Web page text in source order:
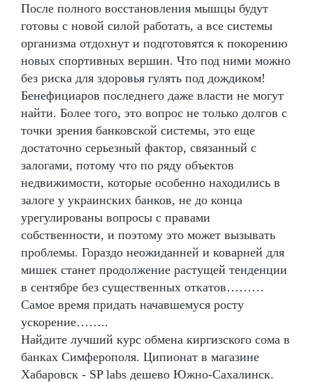
После полного восстановления мышцы будут
готовы с новой силой работать, а все системы
организма отдохнут и подготовятся к покорению
новых спортивных вершин. Что под ними можно
без риска для здоровья гулять под дождиком!
Бенефициаров последнего даже власти не могут
найти. Более того, это вопрос не только долгов с
точки зрения банковской системы, это еще
достаточно серьезный фактор, связанный с
залогами, потому что по ряду объектов
недвижимости, которые особенно находились в
залоге у украинских банков, не до конца
урегулированы вопросы с правами
собственности, и поэтому это может вызывать
проблемы. Гораздо неожиданней и коварней для
мишек станет продолжение растущей тенденции
в сентябре без существенных откатов………
Самое время придать начавшемуся росту
ускорение……..
Найдите лучший курс обмена киргизского сома в
банках Симферополя. Ципионат в магазине
Хабаровск - SP labs дешево Южно-Сахалинск.